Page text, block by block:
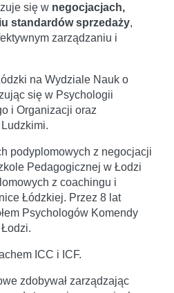
się w negocjacjach,
standardów sprzedaży,
zarządzaniu i
na Wydziale Nauk o
się w Psychologii
i Organizacji oraz
podyplomowych z negocjacji
Pedagogicznej w Łodzi
z coachingu i
Łódzkiej. Przez 8 lat
Psychologów Komendy
ICC i ICF.
zdobywał zarządzając